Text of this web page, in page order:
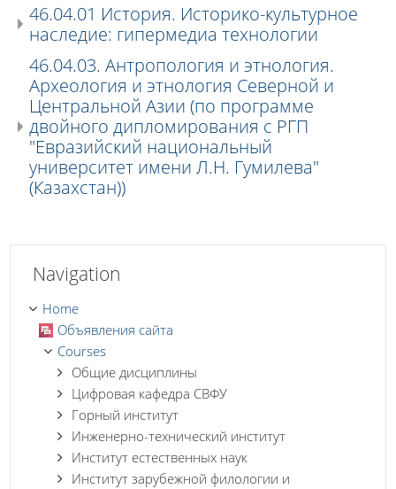
46.04.01 История. Историко-культурное
наследие: гипермедиа технологии
46.04.03. Антропология и этнология.
Археология и этнология Северной и
Центральной Азии (по программе
двойного дипломирования с РГП
"Евразийский национальный
университет имени Л.Н. Гумилева"
(Казахстан))
Navigation
Home
Объявления сайта
Courses
Общие дисциплины
Цифровая кафедра СВФУ
Горный институт
Инженерно-технический институт
Институт естественных наук
Институт зарубежной филологии и